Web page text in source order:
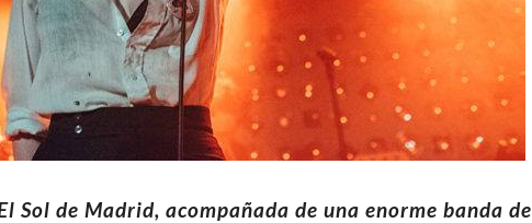
Sol de Madrid, acompañada de una enorme banda de